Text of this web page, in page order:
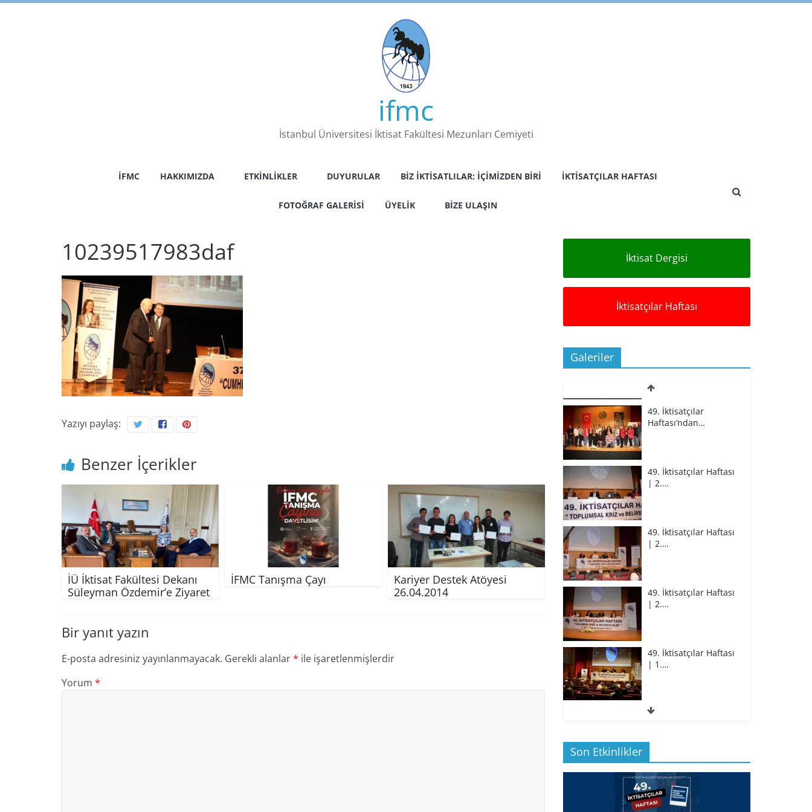
Skip
ifmc
İstanbul Üniversitesi İktisat Fakültesi Mezunları Cemiyeti
İFMC HAKKIMIZDA ETKINLIKLER DUYURULAR BIZ İKTISATLILAR: İÇIMIZDEN BIRI İKTISATÇILAR HAFTASI
FOTOĞRAF GALERISI ÜYELIK BIZE ULAŞIN
10239517983daf
Yazıyı paylaş:
Benzer İçerikler
İÜ İktisat Fakültesi Dekanı
Süleyman Özdemir’e Ziyaret
İFMC Tanışma Çayı
Kariyer Destek Atöyesi
26.04.2014
Bir yanıt yazın
E-posta adresiniz yayınlanmayacak. Gerekli alanlar* ile işaretlenmişlerdir
Yorum *
İktisat Dergisi
İktisatçılar Haftası
Galeriler
49. İktisatçılar
Haftası’ndan…
49. İktisatçılar Haftası
| 2.…
49. İktisatçılar Haftası
| 2.…
49. İktisatçılar Haftası
| 2.…
49. İktisatçılar Haftası
| 1.…
49. İktisatçılar Haftası
BİZ İKTİSATLILAR:
İÇİMİZDEN BİRİ PROF.…
Son Etkinlikler